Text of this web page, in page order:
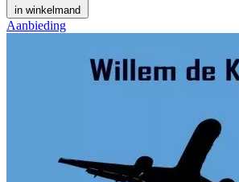
in winkelmand
Aanbieding